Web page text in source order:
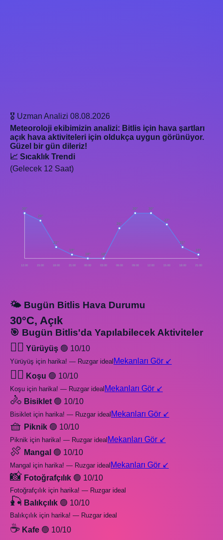
🎖️ Uzman Analizi 08.08.2026
Meteoroloji ekibimizin analizi: Bitlis için hava şartları
açık hava aktiviteleri için oldukça uygun görünüyor.
Güzel bir gün dileriz!
📈 Sıcaklık Trendi
(Gelecek 12 Saat)
30°
12:00
28°
15:00
21°
18:00
19°
21:00
18°
00:00
18°
03:00
26°
06:00
30°
09:00
30°
12:00
27°
15:00
21°
18:00
19°
21:00
🌤️ Bugün Bitlis Hava Durumu
30°C, Açık
🎯 Bugün Bitlis'da Yapılabilecek Aktiviteler
🚶‍♂️ Yürüyüş 🟢 10/10
Yürüyüş için harika! — Ruzgar ideal Mekanları Gör ↙️
🏃‍♂️ Koşu 🟢 10/10
Koşu için harika! — Ruzgar ideal Mekanları Gör ↙️
🚴 Bisiklet 🟢 10/10
Bisiklet için harika! — Ruzgar ideal Mekanları Gör ↙️
🧺 Piknik 🟢 10/10
Piknik için harika! — Ruzgar ideal Mekanları Gör ↙️
🍖 Mangal 🟢 10/10
Mangal için harika! — Ruzgar ideal Mekanları Gör ↙️
📸 Fotoğrafçılık 🟢 10/10
Fotoğrafçılık için harika! — Ruzgar ideal
🎣 Balıkçılık 🟢 10/10
Balıkçılık için harika! — Ruzgar ideal
☕ Kafe 🟢 10/10